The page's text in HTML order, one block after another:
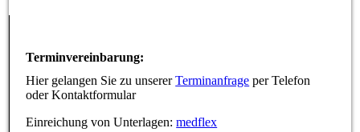
Terminvereinbarung:
Hier gelangen Sie zu unsererTerminanfrage per Telefon
oder Kontaktformular
Einreichung von Unterlagen:medflex